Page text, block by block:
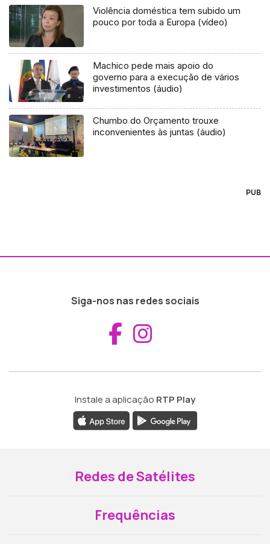
Violência doméstica tem subido um
pouco por toda a Europa (vídeo)
Machico pede mais apoio do
governo para a execução de vários
investimentos (áudio)
Chumbo do Orçamento trouxe
inconvenientes às juntas (áudio)
PUB
Siga-nos nas redes sociais
Aceder ao
Instale a aplicação RTP Play
Redes de Satélites
Frequências